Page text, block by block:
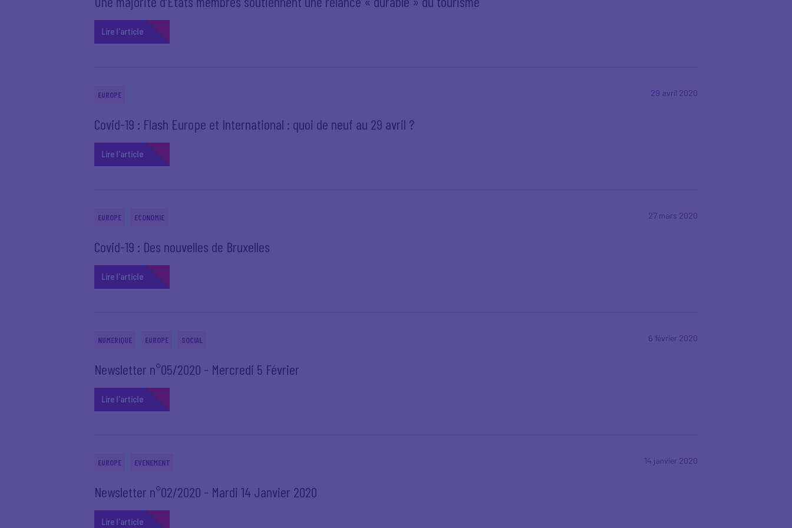
Lire l'article
29 avril 2020
EUROPE
Covid-19 : Flash Europe et International : quoi de neuf au 29 avril ?
Lire l'article
27 mars 2020
EUROPE ECONOMIE
Covid-19 : Des nouvelles de Bruxelles
Lire l'article
6 février 2020
NUMERIQUE EUROPE SOCIAL
Newsletter n°05/2020 - Mercredi 5 Février
Lire l'article
14 janvier 2020
EUROPE EVENEMENT
Newsletter n°02/2020 - Mardi 14 Janvier 2020
Lire l'article